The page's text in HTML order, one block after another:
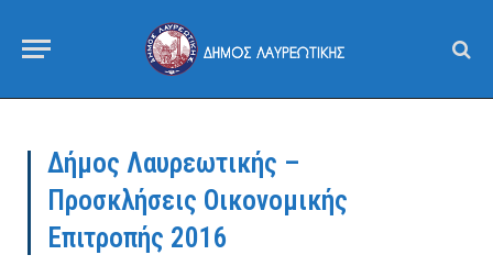
Δήμος Λαυρεωτικής –
Προσκλήσεις Οικονομικής
Επιτροπής 2016